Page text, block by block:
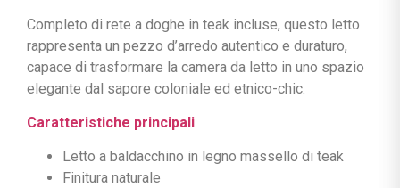
Completo di rete a doghe in teak incluse, questo letto
rappresenta un pezzo d’arredo autentico e duraturo,
capace di trasformare la camera da letto in uno spazio
elegante dal sapore coloniale ed etnico-chic.
Caratteristiche principali
Letto a baldacchino in legno massello di teak
Finitura naturale